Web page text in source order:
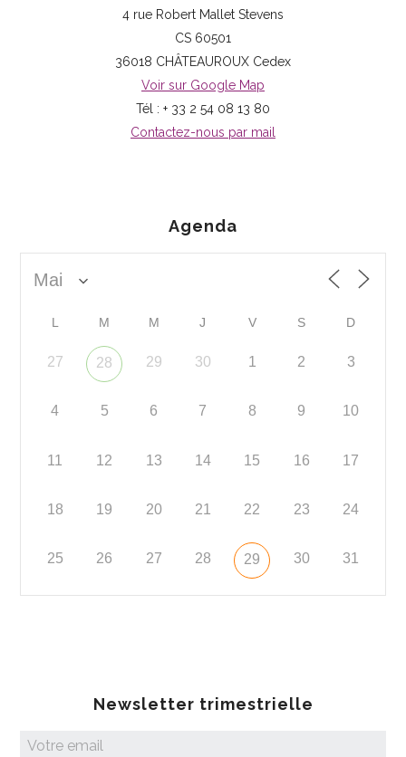
4 rue Robert Mallet Stevens
CS 60501
36018 CHÂTEAUROUX Cedex
Voir sur Google Map
Tél : + 33 2 54 08 13 80
Contactez-nous par mail
Agenda
L M M J V S D
27 28 29 30 1 2 3
4 5 6 7 8 9 10
11 12 13 14 15 16 17
18 19 20 21 22 23 24
25 26 27 28 29 30 31
Newsletter trimestrielle